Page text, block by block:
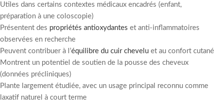
Utiles dans certains contextes médicaux encadrés (enfant,
préparation à une coloscopie)
Présentent des propriétés antioxydantes et anti-inflammatoires
observées en recherche
Peuvent contribuer à l’équilibre du cuir chevelu et au confort cutané
Montrent un potentiel de soutien de la pousse des cheveux
(données précliniques)
Plante largement étudiée, avec un usage principal reconnu comme
laxatif naturel à court terme